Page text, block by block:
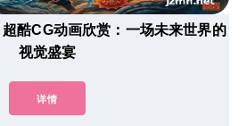
酷CG动画欣赏：一场未来世界的
视觉盛宴
详情